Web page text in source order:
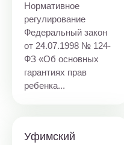
Нормативное
регулирование
Федеральный закон
от 24.07.1998 № 124-
ФЗ «Об основных
гарантиях прав
ребенка...
Уфимский